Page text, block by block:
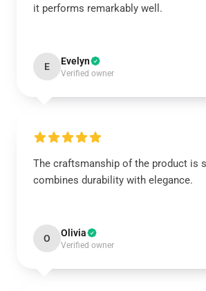
it performs remarkably well.
E Evelyn
Verified owner
The craftsmanship of the product is
combines durability with elegance.
O Olivia
Verified owner